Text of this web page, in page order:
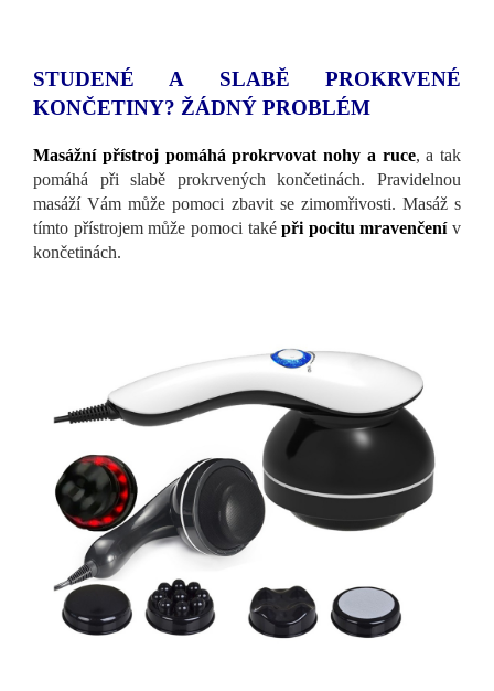
STUDENÉ A SLABĚ PROKRVENÉ
KONČETINY? ŽÁDNÝ PROBLÉM
Masážní přístroj pomáhá prokrvovat nohy a ruce, a tak
pomáhá při slabě prokrvených končetinách. Pravidelnou
masáží Vám může pomoci zbavit se zimomřivosti. Masáž s
tímto přístrojem může pomoci taképři pocitu mravenčenív
končetinách.